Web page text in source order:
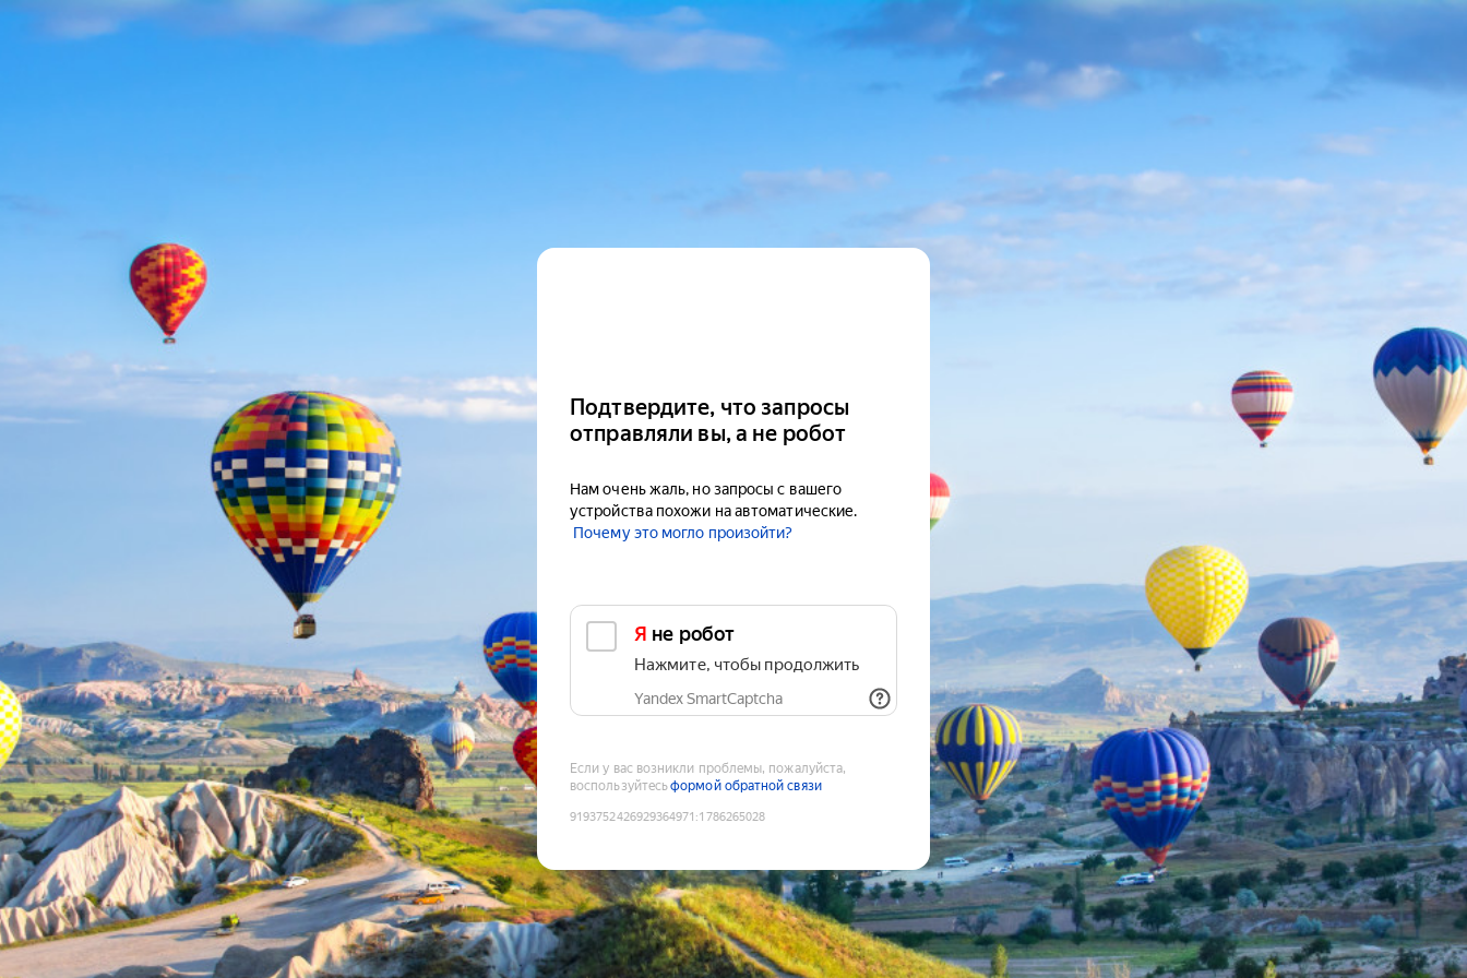
Подтвердите, что запросы
отправляли вы, а не робот
Нам очень жаль, но запросы с вашего
устройства похожи на автоматические.
Почему это могло произойти?
Я не робот
Нажмите, чтобы продолжить
Yandex SmartCaptcha
Если у вас возникли проблемы, пожалуйста,
воспользуйтесьформой обратной связи
9193752426929364971 :1786265028